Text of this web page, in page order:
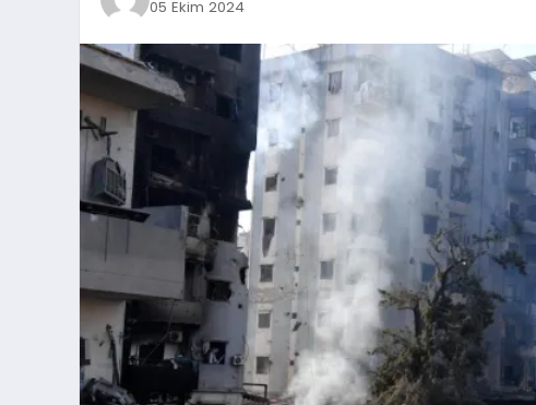
05 Ekim 2024